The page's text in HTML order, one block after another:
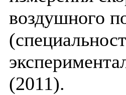
воздушного
(2011).